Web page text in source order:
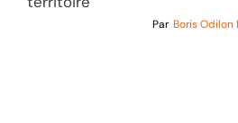
Par Boris Odilon